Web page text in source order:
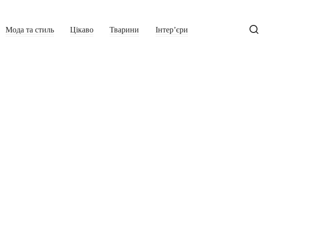
Мода та стиль Цікаво Тварини Інтер’єри